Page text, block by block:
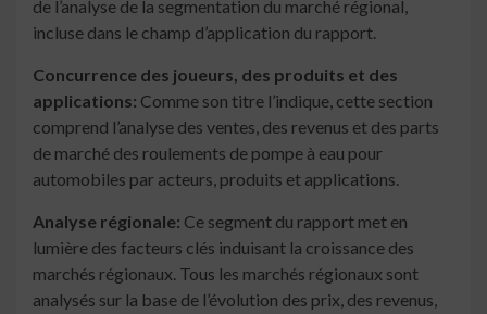
de l’analyse de la segmentation du marché régional,
incluse dans le champ d’application du rapport.
Concurrence des joueurs, des produits et des
applications: Comme son titre l’indique, cette section
comprend l’analyse des ventes, des revenus et des parts
de marché des roulements de pompe à eau pour
automobiles par acteurs, produits et applications.
Analyse régionale: Ce segment du rapport met en
lumière des facteurs clés induisant la croissance des
marchés régionaux. Tous les marchés régionaux sont
analysés sur la base de l’évolution des prix, des revenus,